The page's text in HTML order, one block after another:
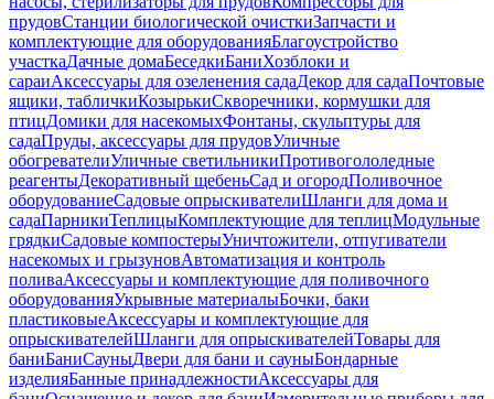
прудовСтанции биологической очисткиЗапчасти и
комплектующие для оборудованияБлагоустройство
участкаДачные домаБеседкиБаниХозблоки и
сараиАксессуары для озеленения садаДекор для садаПочтовые
ящики, табличкиКозырькиСкворечники, кормушки для
птицДомики для насекомыхФонтаны, скульптуры для
садаПруды, аксессуары для прудовУличные
обогревателиУличные светильникиПротивогололедные
реагентыДекоративный щебеньСад и огородПоливочное
оборудованиеСадовые опрыскивателиШланги для дома и
садаПарникиТеплицыКомплектующие для теплицМодульные
грядкиСадовые компостерыУничтожители, отпугиватели
насекомых и грызуновАвтоматизация и контроль
поливаАксессуары и комплектующие для поливочного
оборудованияУкрывные материалыБочки, баки
пластиковыеАксессуары и комплектующие для
опрыскивателейШланги для опрыскивателейТовары для
баниБаниСауныДвери для бани и сауныБондарные
изделияБанные принадлежностиАксессуары для